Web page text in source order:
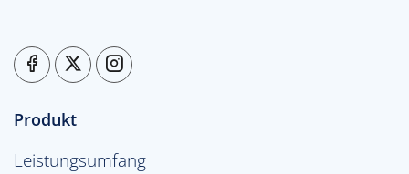
Produkt
Leistungsumfang